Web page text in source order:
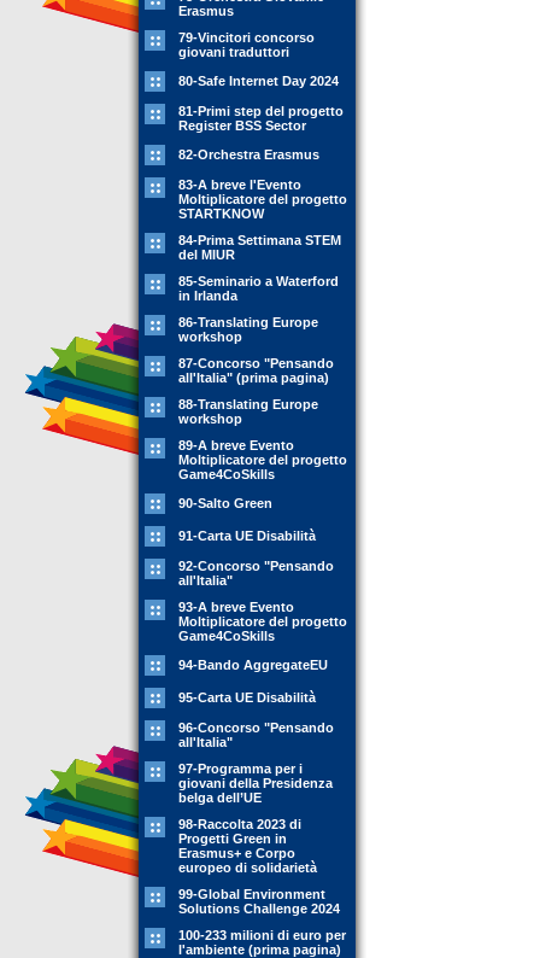
Erasmus
79-Vincitori concorso
giovani traduttori
80-Safe Internet Day 2024
81-Primi step del progetto
Register BSS Sector
82-Orchestra Erasmus
83-A breve l'Evento
Moltiplicatore del progetto
STARTKNOW
84-Prima Settimana STEM
del MIUR
85-Seminario a Waterford
in Irlanda
86-Translating Europe
workshop
87-Concorso "Pensando
all'Italia" (prima pagina)
88-Translating Europe
workshop
89-A breve Evento
Moltiplicatore del progetto
Game4CoSkills
90-Salto Green
91-Carta UE Disabilità
92-Concorso "Pensando
all'Italia"
93-A breve Evento
Moltiplicatore del progetto
Game4CoSkills
94-Bando AggregateEU
95-Carta UE Disabilità
96-Concorso "Pensando
all'Italia"
97-Programma per i
giovani della Presidenza
belga dell’UE
98-Raccolta 2023 di
Progetti Green in
Erasmus+ e Corpo
europeo di solidarietà
99-Global Environment
Solutions Challenge 2024
100-233 milioni di euro per
l'ambiente (prima pagina)